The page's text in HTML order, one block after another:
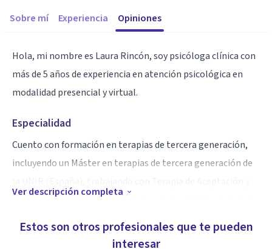
Sobre mí Experiencia Opiniones
Hola, mi nombre es Laura Rincón, soy psicóloga clínica con
más de 5 años de experiencia en atención psicológica en
modalidad presencial y virtual.
Especialidad
Cuento con formación en terapias de tercera generación,
incluyendo un Máster en terapias de tercera generación de
Compromiso (ACT), Activación Conductual (AC), además de
permite adaptar el proceso terapéutico a las necesidades
Ver descripción completa
Estos son otros profesionales que te pueden
interesar